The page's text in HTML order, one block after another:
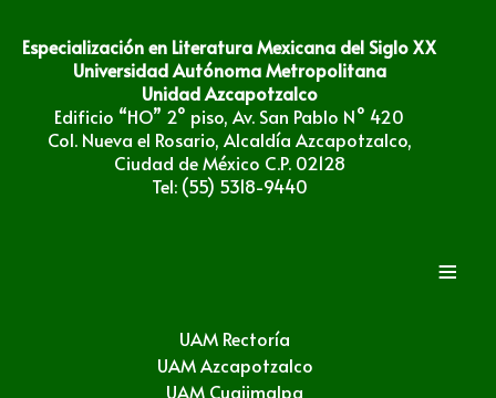
Especialización en Literatura Mexicana del Siglo XX
Universidad Autónoma Metropolitana
Unidad Azcapotzalco
Edificio “HO” 2° piso, Av. San Pablo N° 420
Col. Nueva el Rosario, Alcaldía Azcapotzalco,
Ciudad de México C.P. 02128
Tel: (55) 5318-9440
≡
UAM Rectoría
UAM Azcapotzalco
UAM Cuajimalpa